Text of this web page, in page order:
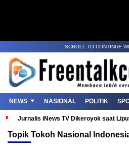
SCROLL TO CONTINUE
NEWS NASIONAL POLITIK
Jurnalis iNews TV Dikeroyok saat
Topik Tokoh Nasional